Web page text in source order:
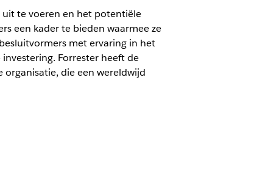
te voeren en het potentiële
een kader te bieden waarmee ze
met ervaring in het
Forrester heeft de
die een wereldwijd